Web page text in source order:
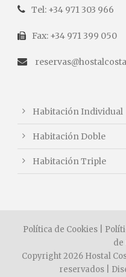
Tel: +34 971 303 966
Fax: +34 971 399 050
Habitación Individual
Habitación Doble
Habitación Triple
Política de Cookies|
de
Copyright 2026 Hostal
reservados |